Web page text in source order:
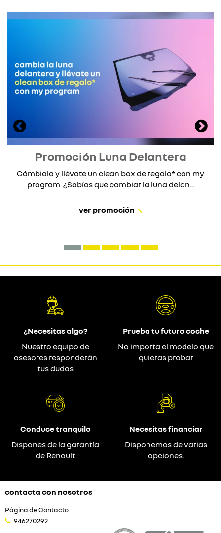
Promoción Luna Delantera
Cámbiala y llévate un clean box de regalo* con my
program ¿Sabías que cambiar la luna delan...
ver promoción
¿Necesitas algo?
Nuestro equipo de
asesores responderán
tus dudas
Prueba tu futuro coche
No importa el modelo que
quieras probar
Conduce tranquilo
Dispones de la garantía
de Renault
Necesitas financiar
Disponemos de varias
opciones.
contacta con nosotros
Página de Contacto
946270292